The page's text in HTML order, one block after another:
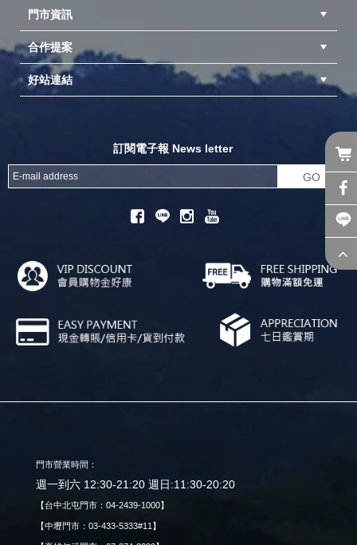
門市資訊
合作提案
異業合作
專案採購
成為供應商
好站連結
訂閱電子報 News letter
GO
門市營業時間：
週一到六 12:30-21:20 週日:11:30-20:20
【台中北屯門市：04-2439-1000】
【中壢門市：03-433-5333#11】